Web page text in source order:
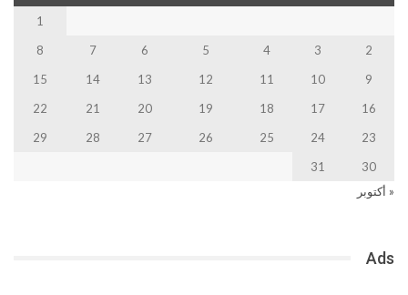
1
2
3
4
5
6
7
8
9
10
11
12
13
14
15
16
17
18
19
20
21
22
23
24
25
26
27
28
29
30
31
« أكتوبر
Ads